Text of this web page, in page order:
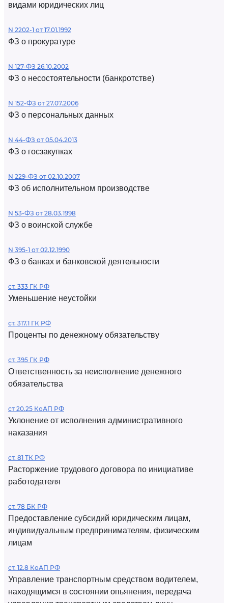
видами юридических лиц
N 2202-1 от 17.01.1992
ФЗ о прокуратуре
N 127-ФЗ 26.10.2002
ФЗ о несостоятельности (банкротстве)
N 152-ФЗ от 27.07.2006
ФЗ о персональных данных
N 44-ФЗ от 05.04.2013
ФЗ о госзакупках
N 229-ФЗ от 02.10.2007
ФЗ об исполнительном производстве
N 53-ФЗ от 28.03.1998
ФЗ о воинской службе
N 395-1 от 02.12.1990
ФЗ о банках и банковской деятельности
ст. 333 ГК РФ
Уменьшение неустойки
ст. 317.1 ГК РФ
Проценты по денежному обязательству
ст. 395 ГК РФ
Ответственность за неисполнение денежного
обязательства
ст 20.25 КоАП РФ
Уклонение от исполнения административного
наказания
ст. 81 ТК РФ
Расторжение трудового договора по инициативе
работодателя
ст. 78 БК РФ
Предоставление субсидий юридическим лицам,
индивидуальным предпринимателям, физическим
лицам
ст. 12.8 КоАП РФ
Управление транспортным средством водителем,
находящимся в состоянии опьянения, передача